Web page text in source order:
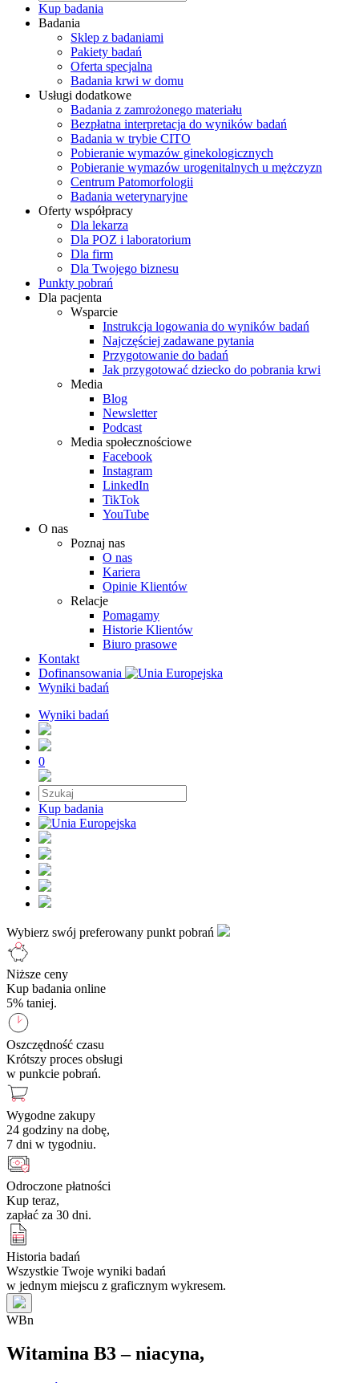
Kup badania
Badania
Sklep z badaniami
Pakiety badań
Oferta specjalna
Badania krwi w domu
Usługi dodatkowe
Badania z zamrożonego materiału
Bezpłatna interpretacja do wyników badań
Badania w trybie CITO
Pobieranie wymazów ginekologicznych
Pobieranie wymazów urogenitalnych u mężczyzn
Centrum Patomorfologii
Badania weterynaryjne
Oferty współpracy
Dla lekarza
Dla POZ i laboratorium
Dla firm
Dla Twojego biznesu
Punkty pobrań
Dla pacjenta
Wsparcie
Instrukcja logowania do wyników badań
Najczęściej zadawane pytania
Przygotowanie do badań
Jak przygotować dziecko do pobrania krwi
Media
Blog
Newsletter
Podcast
Media społecznościowe
Facebook
Instagram
LinkedIn
TikTok
YouTube
O nas
Poznaj nas
O nas
Kariera
Opinie Klientów
Relacje
Pomagamy
Historie Klientów
Biuro prasowe
Kontakt
Dofinansowania
Wyniki badań
Wyniki badań
0
Kup badania
Wybierz swój preferowany punkt pobrań
Niższe ceny
Kup badania online
5% taniej.
Oszczędność czasu
Krótszy proces obsługi
w punkcie pobrań.
Wygodne zakupy
24 godziny na dobę,
7 dni w tygodniu.
Odroczone płatności
Kup teraz,
zapłać za 30 dni.
Historia badań
Wszystkie Twoje wyniki badań
w jednym miejscu z graficznym wykresem.
WBn
Witamina B3 – niacyna,